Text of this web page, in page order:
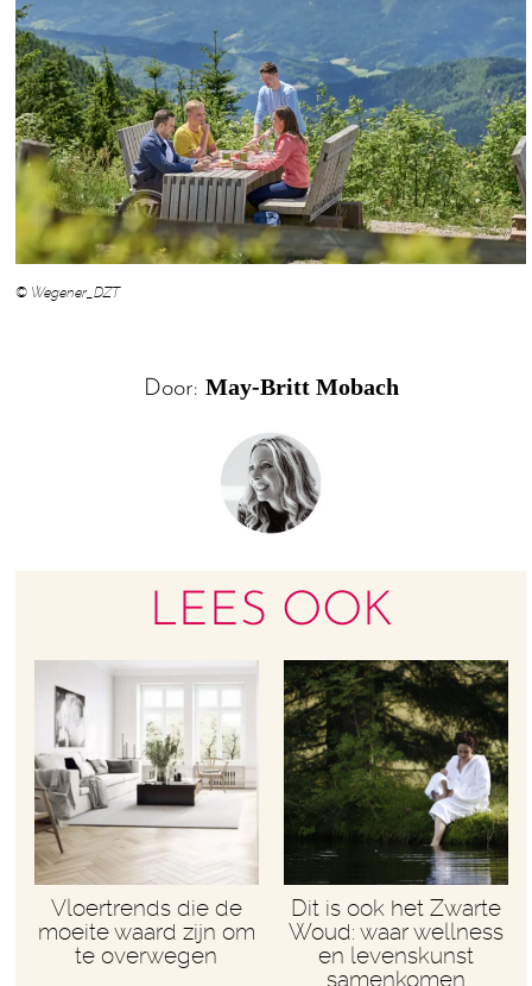
© Wegener_DZT
Door: May-Britt Mobach
LEES OOK
Vloertrends die de
moeite waard zijn om
te overwegen
Dit is ook het Zwarte
Woud: waar wellness
en levenskunst
samenkomen